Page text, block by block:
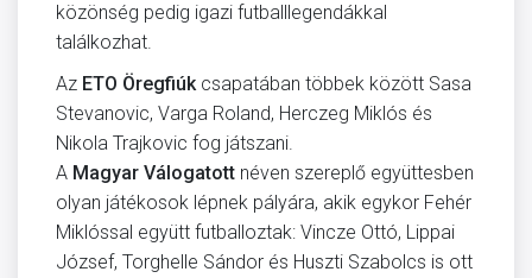
közönség pedig igazi futballlegendákkal
találkozhat.
Az ETO Öregfiúk csapatában többek között Sasa
Stevanovic, Varga Roland, Herczeg Miklós és
Nikola Trajkovic fog játszani.
A Magyar Válogatott néven szereplő együttesben
olyan játékosok lépnek pályára, akik egykor Fehér
Miklóssal együtt futballoztak: Vincze Ottó, Lippai
József, Torghelle Sándor és Huszti Szabolcs is ott